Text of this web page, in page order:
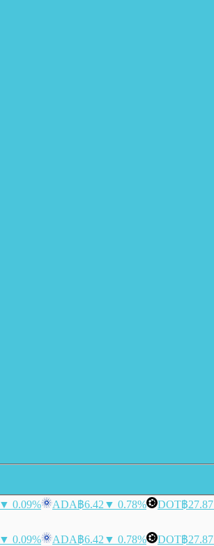
▼ 0.09% ADA฿6.42 ▼ 0.78% DOT฿27.87
▼ 0.09% ADA฿6.42 ▼ 0.78% DOT฿27.87